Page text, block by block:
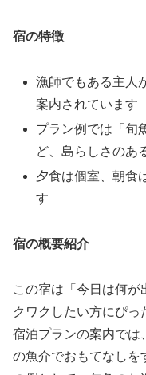
宿の特徴
漁師でもある主人
案内されています
プラン例では「旬
ど、島らしさのあ
夕食は個室、朝食
す
宿の概要紹介
この宿は「今日は何が
クワクしたい方にぴっ
宿泊プランの案内では
の魚介でおもてなしを